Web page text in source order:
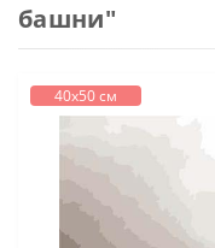
башни"
40х50 см